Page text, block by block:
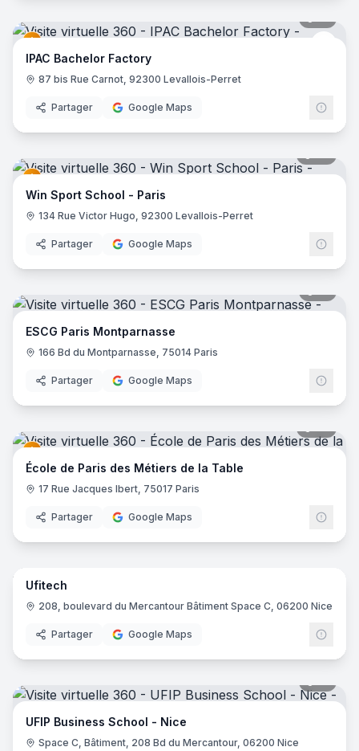
IPAC Bachelor Factory
87 bis Rue Carnot, 92300 Levallois-Perret
Partager Google Maps
Win Sport School - Paris
134 Rue Victor Hugo, 92300 Levallois-Perret
Partager Google Maps
ESCG Paris Montparnasse
166 Bd du Montparnasse, 75014 Paris
Partager Google Maps
École de Paris des Métiers de la Table
17 Rue Jacques Ibert, 75017 Paris
Partager Google Maps
12
Ufitech
208, boulevard du Mercantour Bâtiment Space C, 06200 Nice
Partager Google Maps
UFIP Business School - Nice
Space C, Bâtiment, 208 Bd du Mercantour, 06200 Nice